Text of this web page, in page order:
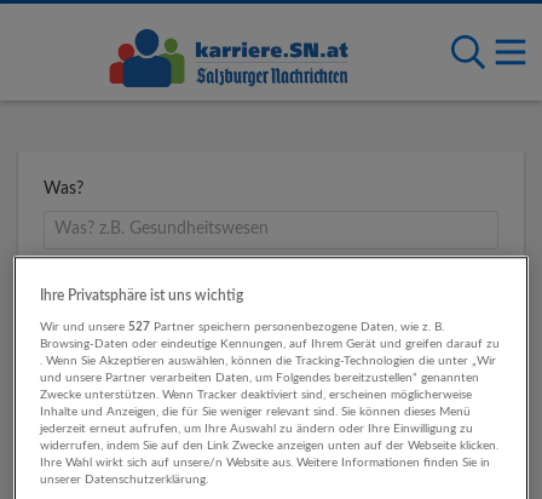
Was?
Wo?
Umkreis
Ihre Privatsphäre ist uns wichtig
Wir und unsere 527 Partner speichern personenbezogene Daten, wie z. B.
Browsing-Daten oder eindeutige Kennungen, auf Ihrem Gerät und greifen darauf zu
. Wenn Sie Akzeptieren auswählen, können die Tracking-Technologien die unter „Wir
und unsere Partner verarbeiten Daten, um Folgendes bereitzustellen“ genannten
Zwecke unterstützen. Wenn Tracker deaktiviert sind, erscheinen möglicherweise
Inhalte und Anzeigen, die für Sie weniger relevant sind. Sie können dieses Menü
jederzeit erneut aufrufen, um Ihre Auswahl zu ändern oder Ihre Einwilligung zu
widerrufen, indem Sie auf den Link Zwecke anzeigen unten auf der Webseite klicken.
Ihre Wahl wirkt sich auf unsere/n Website aus. Weitere Informationen finden Sie in
unserer Datenschutzerklärung.